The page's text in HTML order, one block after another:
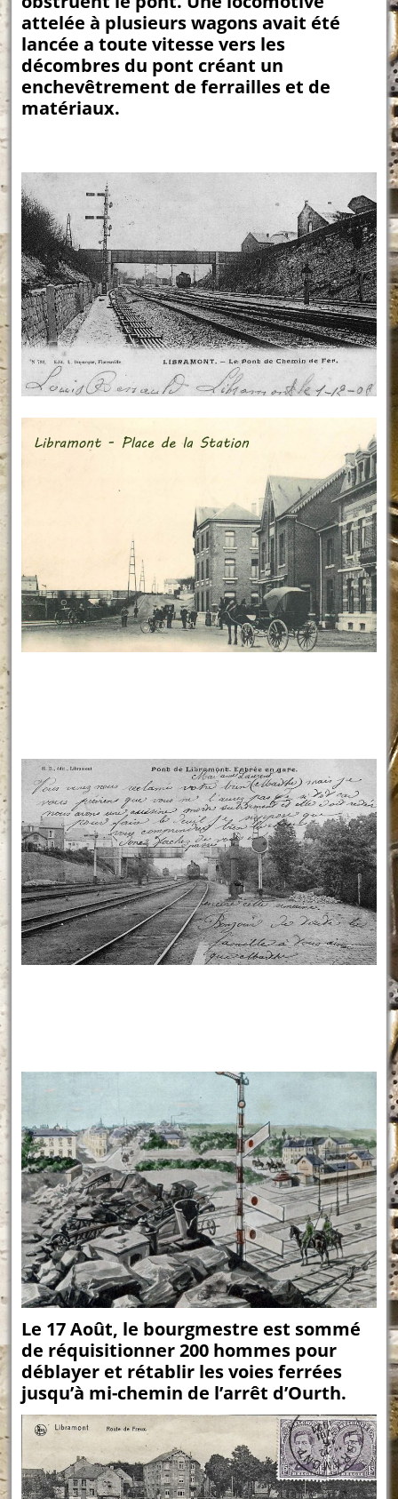
attelée à plusieurs wagons avait été
lancée a toute vitesse vers les
décombres du pont créant un
enchevêtrement de ferrailles et de
matériaux.
Le 17 Août, le bourgmestre est sommé
de réquisitionner 200 hommes pour
déblayer et rétablir les voies ferrées
jusqu’à mi-chemin de l’arrêt d’Ourth.